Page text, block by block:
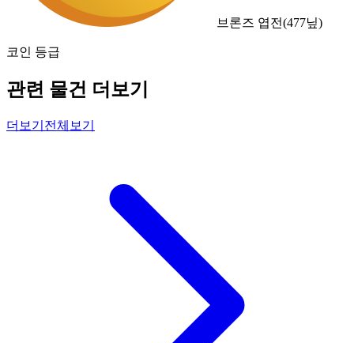
브론즈 엽전(477닢)
코인 등급
관련 물건 더보기
더보기 전체보기